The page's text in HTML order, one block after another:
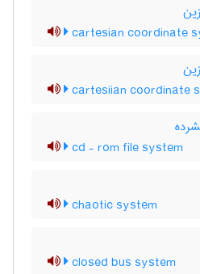
cartesian coordinate
cartesiian coordinate
cd - rom file system
chaotic system
closed bus system